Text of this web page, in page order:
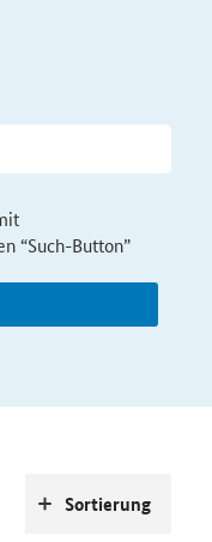
“Such-Button”
Sortierung